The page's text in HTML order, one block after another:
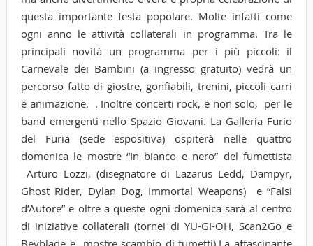
questa importante festa popolare. Molte infatti come
ogni anno le attività collaterali in programma. Tra le
principali novità un programma per i più piccoli: il
Carnevale dei Bambini (a ingresso gratuito) vedrà un
percorso fatto di giostre, gonfiabili, trenini, piccoli carri
e animazione. . Inoltre concerti rock, e non solo, per le
band emergenti nello Spazio Giovani. La Galleria Furio
del Furia (sede espositiva) ospiterà nelle quattro
domenica le mostre “In bianco e nero” del fumettista
Arturo Lozzi, (disegnatore di Lazarus Ledd, Dampyr,
Ghost Rider, Dylan Dog, Immortal Weapons) e “Falsi
d’Autore” e oltre a queste ogni domenica sarà al centro
di iniziative collaterali (tornei di YU-GI-OH, Scan2Go e
Beyblade e mostre scambio di fumetti).La affascinante